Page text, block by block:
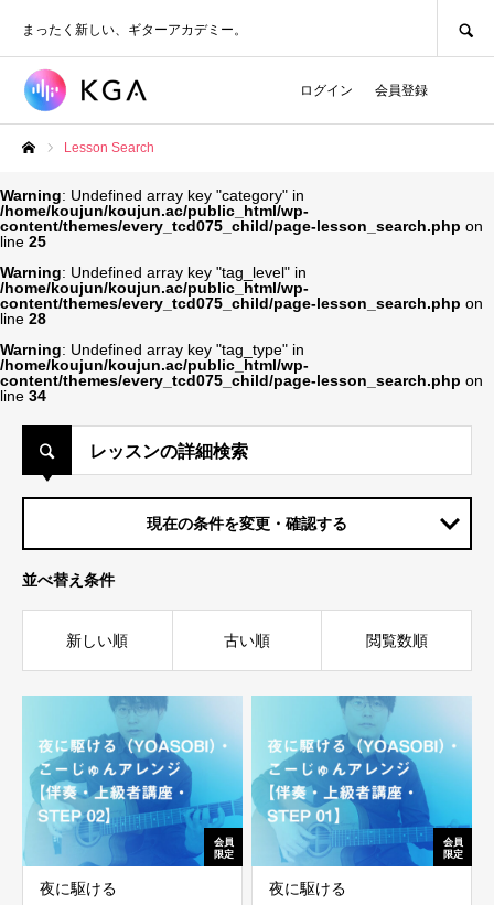
まったく新しい、ギターアカデミー。
ログイン 会員登録
Lesson Search
Warning: Undefined array key "category" in
/home/koujun/koujun.ac/public_html/wp-
content/themes/every_tcd075_child/page-lesson_search.php on
line 25
Warning: Undefined array key "tag_level" in
/home/koujun/koujun.ac/public_html/wp-
content/themes/every_tcd075_child/page-lesson_search.php on
line 28
Warning: Undefined array key "tag_type" in
/home/koujun/koujun.ac/public_html/wp-
content/themes/every_tcd075_child/page-lesson_search.php on
line 34
レッスンの詳細検索
現在の条件を変更・確認する
並べ替え条件
新しい順 古い順 閲覧数順
夜に駆ける
夜に駆ける